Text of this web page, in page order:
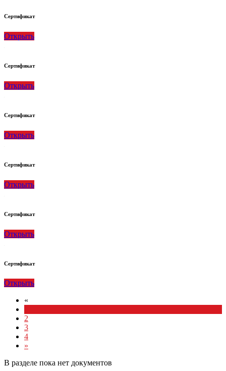
Сертификат
Открыть
Сертификат
Открыть
Сертификат
Открыть
Сертификат
Открыть
Сертификат
Открыть
Сертификат
Открыть
«
2
3
4
»
В разделе пока нет документов